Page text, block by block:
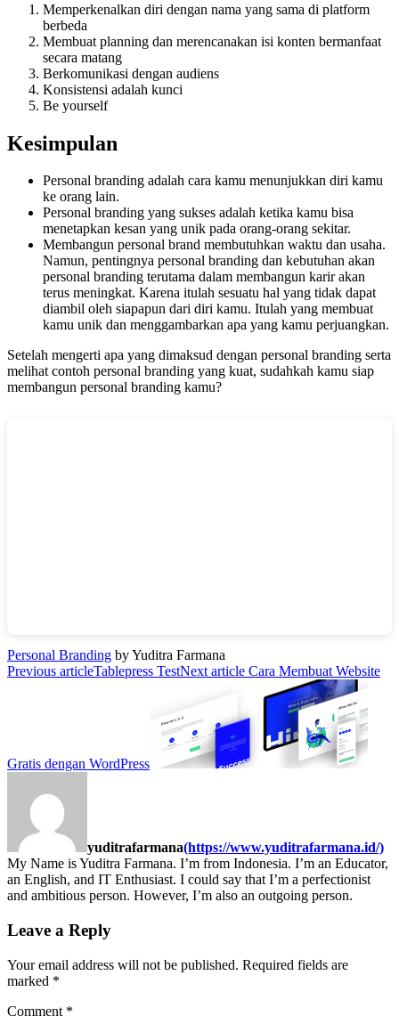
Memperkenalkan diri dengan nama yang sama di platform
berbeda
Membuat planning dan merencanakan isi konten bermanfaat
secara matang
Berkomunikasi dengan audiens
Konsistensi adalah kunci
Be yourself
Kesimpulan
Personal branding adalah cara kamu menunjukkan diri kamu
ke orang lain.
Personal branding yang sukses adalah ketika kamu bisa
menetapkan kesan yang unik pada orang-orang sekitar.
Membangun personal brand membutuhkan waktu dan usaha.
Namun, pentingnya personal branding dan kebutuhan akan
personal branding terutama dalam membangun karir akan
terus meningkat. Karena itulah sesuatu hal yang tidak dapat
diambil oleh siapapun dari diri kamu. Itulah yang membuat
kamu unik dan menggambarkan apa yang kamu perjuangkan.
Setelah mengerti apa yang dimaksud dengan personal branding serta
melihat contoh personal branding yang kuat, sudahkah kamu siap
membangun personal branding kamu?
Personal Branding by Yuditra Farmana
Previous articleTablepress TestNext article Cara Membuat Website
Gratis dengan WordPress
yuditrafarmana(https://www.yuditrafarmana.id/)
My Name is Yuditra Farmana. I’m from Indonesia. I’m an Educator,
an English, and IT Enthusiast. I could say that I’m a perfectionist
and ambitious person. However, I’m also an outgoing person.
Leave a Reply
Your email address will not be published. Required fields are
marked *
Comment *